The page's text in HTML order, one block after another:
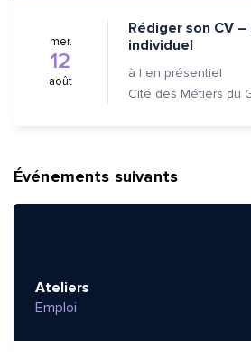
mer.
12
août
Rédiger son CV
individuel
à | en présentiel
Événements suivants
Ateliers
Emploi